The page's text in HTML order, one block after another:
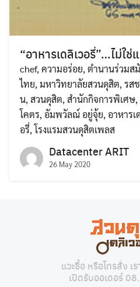
“อาหารเดลิเวอรี่”…ไม่ใช่
chef, ความอร่อย, ตำนานร่วมส
ไทย, มหาวิทยาลัยสวนดุสิต, รส
น, สวนดุสิต, สำนักกิจการพิเศษ,
โคตร, อัมพวัลณ์ อยู่จุ้ย, อาหารเ
อรี่, โรงแรมสวนดุสิตเพลส
Datacenter ARIT
26 May 2020
แวะซื้อ หรือโทรสั่ง เ
เปิดรับออเดอร์